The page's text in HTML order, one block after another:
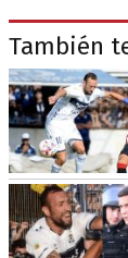
También